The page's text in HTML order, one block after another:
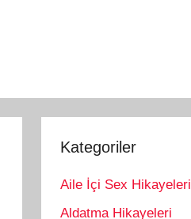
Kategoriler
Aile İçi Sex Hikayeleri
Aldatma Hikayeleri